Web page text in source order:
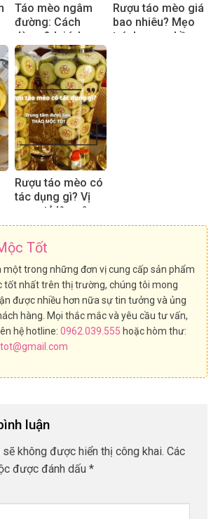
Táo mèo ngâm
đường: Cách
dùng & lợi ích
thực tế 2025
Rượu táo mèo giá
bao nhiêu? Mẹo
tránh mua nhầm
Rượu táo mèo có
tác dụng gì? Vị
rượu, tỷ lệ ngâm
chuẩn 2025
Tốt
một trong những đơn vị cung cấp sản phẩm
tốt nhất trên thị trường, chúng tôi mong
được nhiều hơn nữa sự tin tưởng và ủng
hàng. Mọi thắc mắc và yêu cầu tư vấn,
hệ hotline: 0962.039.555 hoặc hòm thư:
luận
sẽ không được hiển thị công khai. Các
được đánh dấu *